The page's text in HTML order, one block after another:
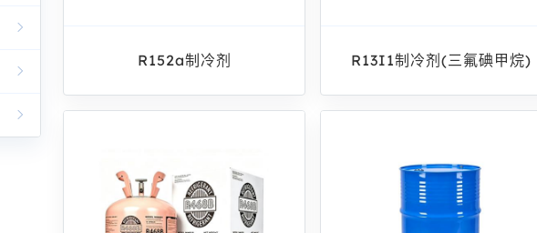
R152a制冷剂 R13I1制冷剂(三氟碘甲烷)